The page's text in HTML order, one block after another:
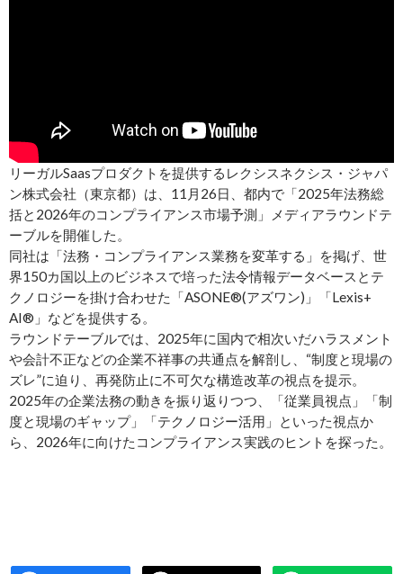
リーガルSaasプロダクトを提供するレクシスネクシス・ジャパ
ン株式会社（東京都）は、11月26日、都内で「2025年法務総
括と2026年のコンプライアンス市場予測」メディアラウンドテ
ーブルを開催した。
同社は「法務・コンプライアンス業務を変革する」を掲げ、世
界150カ国以上のビジネスで培った法令情報データベースとテ
クノロジーを掛け合わせた「ASONE®(アズワン)」「Lexis+
AI®」などを提供する。
ラウンドテーブルでは、2025年に国内で相次いだハラスメント
や会計不正などの企業不祥事の共通点を解剖し、“制度と現場の
ズレ”に迫り、再発防止に不可欠な構造改革の視点を提示。
2025年の企業法務の動きを振り返りつつ、「従業員視点」「制
度と現場のギャップ」「テクノロジー活用」といった視点か
ら、2026年に向けたコンプライアンス実践のヒントを探った。